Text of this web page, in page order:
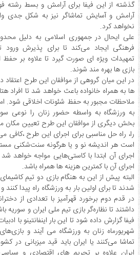
گذشته از این فیفا برای آرامش و بسط رشته
آرامش و آسایش تماشاگر نیز به شکل جدی
نخواهد کرد.
علی ایحال در جمهوری اسلامی به دلیل
فرهنگی ایجاد می‌کند تا برای پذیرش ورود
تمهیدات ویژه ای صورت گیرد تا علاوه بر حفظ
بازی ها بهره مند شوند.
در این میان گروهی از موافقان این طرح اعتقاد
ها به همراه خانواده باعث خواهد شد تا افراد
ملاحظات مجبور به حفظ شئونات اخلاقی شود.
به ورزشگاه به واسطه حضور زنان را نوعی
بخش دیگری از موافقان این طرح تعیین مکان
را، راه حل مناسبی برای اجرای این طرح ،کافی
است هر اندیشه نو و یا هرگونه سنت‌شکنی
اجرای آن ابتدا با کاستی‌هایی مواجه خواهد
اجرای آن با کمترین هزینه ها همراه باشد.
البته پیش از این به هنگام بازی دو تیم
شدند تا برای اولین بار به ورزشگاه راه پیدا
در قدم دوم برخورد قهرآمیز با تعدادی از
داشتند تا نظاره‌گر بازی تیم ملی ایران و
فیفا گزارش داده شود تا این بار اینفانتینو با
شهریورماه زنان به ورزشگاه می آیند و
تماشا می‌کنند یا ایران باید قید میزبانی در